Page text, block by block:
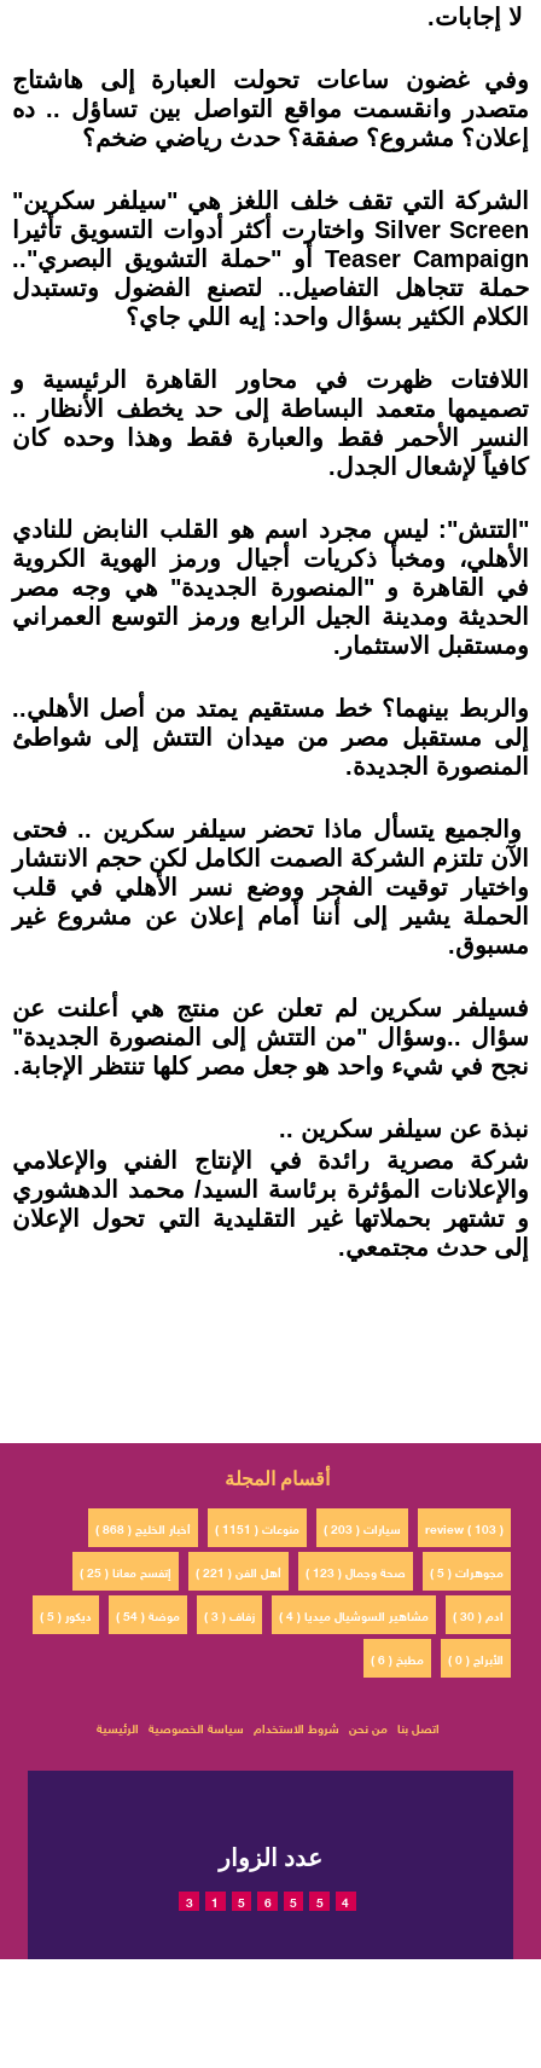
لا إجابات.
وفي غضون ساعات تحولت العبارة إلى هاشتاج
متصدر وانقسمت مواقع التواصل بين تساؤل .. ده
إعلان؟ مشروع؟ صفقة؟ حدث رياضي ضخم؟
الشركة التي تقف خلف اللغز هي "سيلفر سكرين"
Silver Screen واختارت أكثر أدوات التسويق تأثيرا
Teaser Campaign أو "حملة التشويق البصري"..
حملة تتجاهل التفاصيل.. لتصنع الفضول وتستبدل
الكلام الكثير بسؤال واحد: إيه اللي جاي؟
اللافتات ظهرت في محاور القاهرة الرئيسية و
تصميمها متعمد البساطة إلى حد يخطف الأنظار ..
النسر الأحمر فقط والعبارة فقط وهذا وحده كان
كافياً لإشعال الجدل.
"التتش": ليس مجرد اسم هو القلب النابض للنادي
الأهلي، ومخبأ ذكريات أجيال ورمز الهوية الكروية
في القاهرة و "المنصورة الجديدة" هي وجه مصر
الحديثة ومدينة الجيل الرابع ورمز التوسع العمراني
ومستقبل الاستثمار.
والربط بينهما؟ خط مستقيم يمتد من أصل الأهلي..
إلى مستقبل مصر من ميدان التتش إلى شواطئ
المنصورة الجديدة.
والجميع يتسأل ماذا تحضر سيلفر سكرين .. فحتى
الآن تلتزم الشركة الصمت الكامل لكن حجم الانتشار
واختيار توقيت الفجر ووضع نسر الأهلي في قلب
الحملة يشير إلى أننا أمام إعلان عن مشروع غير
مسبوق.
فسيلفر سكرين لم تعلن عن منتج هي أعلنت عن
سؤال ..وسؤال "من التتش إلى المنصورة الجديدة"
نجح في شيء واحد هو جعل مصر كلها تنتظر الإجابة.
نبذة عن سيلفر سكرين ..
شركة مصرية رائدة في الإنتاج الفني والإعلامي
والإعلانات المؤثرة برئاسة السيد/ محمد الدهشوري
و تشتهر بحملاتها غير التقليدية التي تحول الإعلان
إلى حدث مجتمعي.
أقسام المجلة
أخبار الخليج ( 868 ) منوعات ( 1151 ) سيارات ( 203 )
review ( 103 )
إتفسح معانا ( 25 )
أهل الفن ( 221 ) صحة وجمال ( 123 )
مجوهرات ( 5 )
ديكور ( 5 )
موضة ( 54 ) زفاف ( 3 ) مشاهير السوشيال ميديا ( 4 )
ادم ( 30 )
مطبخ ( 6 )
الأبراج ( 0 )
الرئيسية سياسة الخصوصية شروط الاستخدام من نحن اتصل بنا
عدد الزوار
3 1 5 6 5 5 4